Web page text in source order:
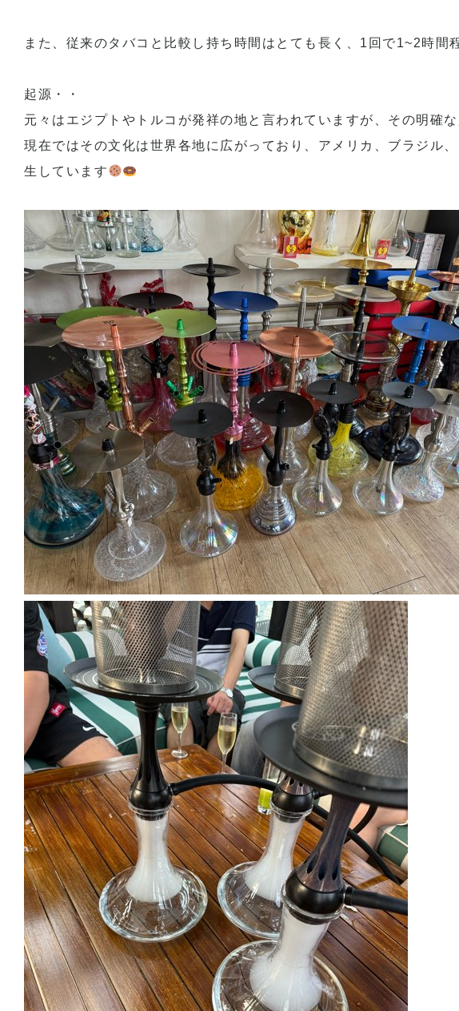
また、従来のタバコと比較し持ち時間はとても長く、1回で1~2時間
起源・・
元々はエジプトやトルコが発祥の地と言われていますが、その明確
現在ではその文化は世界各地に広がっており、アメリカ、ブラジル
生しています